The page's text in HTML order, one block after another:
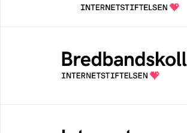
Bredbandskollen är ett
konsumentverktyg som
Internetstiftelsen